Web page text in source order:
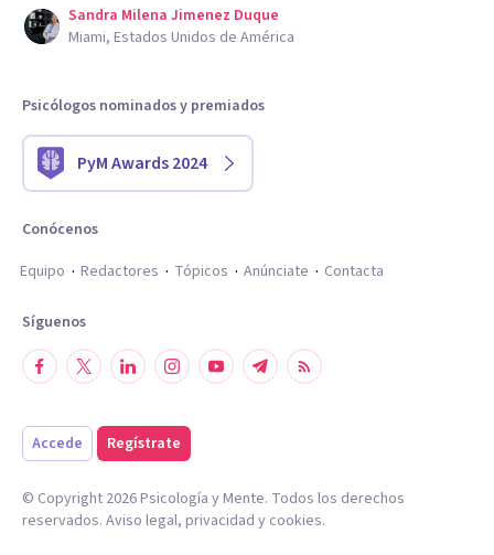
Sandra Milena Jimenez Duque
Miami, Estados Unidos de América
Psicólogos nominados y premiados
PyM Awards 2024
Conócenos
Equipo
Redactores Tópicos Anúnciate Contacta
Síguenos
Accede Regístrate
© Copyright 2026Psicología y Mente. Todos los derechos
reservados. Aviso legal, privacidad y cookies.